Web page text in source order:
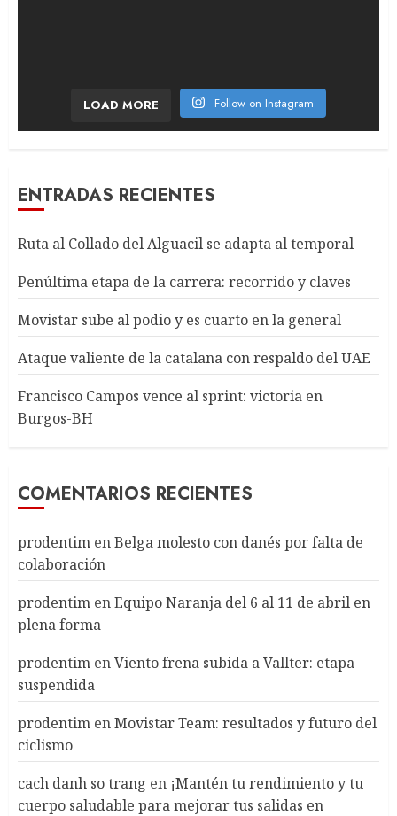
LOAD MORE Follow on Instagram
ENTRADAS RECIENTES
Ruta al Collado del Alguacil se adapta al temporal
Penúltima etapa de la carrera: recorrido y claves
Movistar sube al podio y es cuarto en la general
Ataque valiente de la catalana con respaldo del UAE
Francisco Campos vence al sprint: victoria en
Burgos-BH
COMENTARIOS RECIENTES
prodentim enBelga molesto con danés por falta de
colaboración
prodentim enEquipo Naranja del 6 al 11 de abril en
plena forma
prodentim enViento frena subida a Vallter: etapa
suspendida
prodentim enMovistar Team: resultados y futuro del
ciclismo
cach danh so trang en ¡Mantén tu rendimiento y tu
cuerpo saludable para mejorar tus salidas en